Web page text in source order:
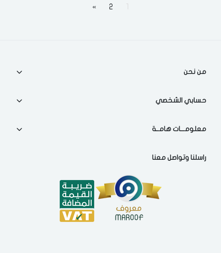
2
»
من نحن
حسابي الشخصي
معلومـــات هامــة
راسلنا وتواصل معنا